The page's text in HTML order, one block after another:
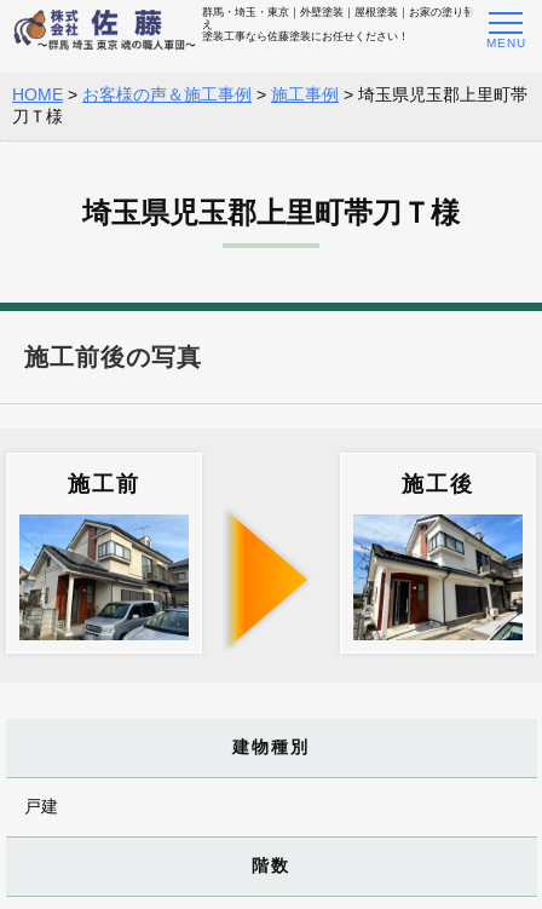
群馬・埼玉・東京｜外壁塗装｜屋根塗装｜お家の塗り替
え
塗装工事なら佐藤塗装にお任せください！
HOME > お客様の声＆施工事例 > 施工事例 > 埼玉県児玉郡上里町帯
刀Ｔ様
埼玉県児玉郡上里町帯刀Ｔ様
施工前後の写真
施工前 施工後
建物種別
戸建
階数